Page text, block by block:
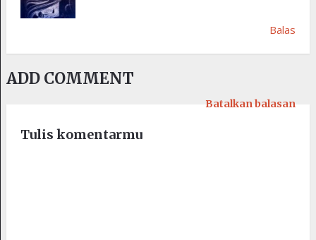
Balas
ADD COMMENT
Tulis komentarmu
Batalkan balasan